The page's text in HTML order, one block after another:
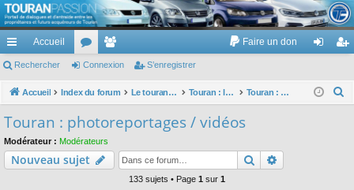
TouranPassion
Le forum des propriétaires ou futurs acquéreurs du Volkswagen Touran
cc
ès
pi
de
Accueil
or
u
e
m
Faire un don
ne nr
Rechercher Connexion S’enregistrer
Accueil Index du forum Le touran dans ses versions I (V1 V2 V3) et II ... Touran : les modèles, les prix, les achats, les options, ... Touran : photoreportages / vidéos
Touran : photoreportages / vidéos
Modérateur : Modérateurs
Nouveau sujet Rechercher
133 sujets • Page 1 sur 1